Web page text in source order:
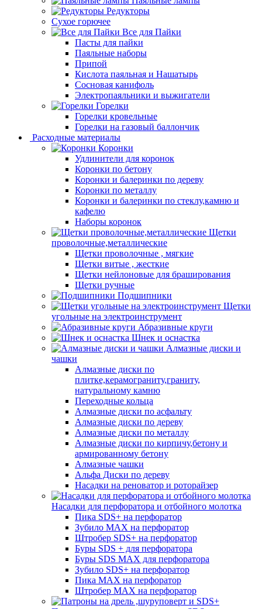
Редукторы
Сухое горючее
Все для Пайки
Пасты для пайки
Паяльные наборы
Припой
Кислота паяльная и Нашатырь
Сосновая канифоль
Электропаяльники и выжигатели
Горелки
Горелки кровельные
Горелки на газовый баллончик
Расходные материалы
Коронки
Удлинители для коронок
Коронки по бетону
Коронки и балеринки по дереву
Коронки по металлу
Коронки и балеринки по стеклу,камню и
кафелю
Наборы коронок
Щетки
проволочные,металлические
Щетки проволочные , мягкие
Щетки витые , жесткие
Щетки нейлоновые для браширования
Щетки ручные
Подшипники
Щетки
угольные на электроинструмент
Абразивные круги
Шнек и оснастка
Алмазные диски и
чашки
Алмазные диски по
плитке,керамограниту,граниту,
натуральному камню
Переходные кольца
Алмазные диски по асфальту
Алмазные диски по дереву
Алмазные диски по металлу
Алмазные диски по кирпичу,бетону и
армированному бетону
Алмазные чашки
Альфа Диски по дереву
Насадки на реноватор и роторайзер
Насадки для перфоратора и отбойного молотка
Пика SDS+ на перфоратор
Зубило MAX на перфоратор
Штробер SDS+ на перфоратор
Буры SDS + для перфоратора
Буры SDS MAX для перфоратора
Зубило SDS+ на перфоратор
Пика MAX на перфоратор
Штробер MAX на перфоратор